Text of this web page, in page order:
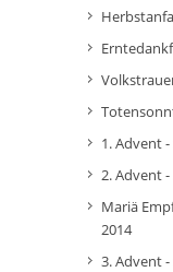
1. Advent
2. Advent
Mariä
2014
3. Advent